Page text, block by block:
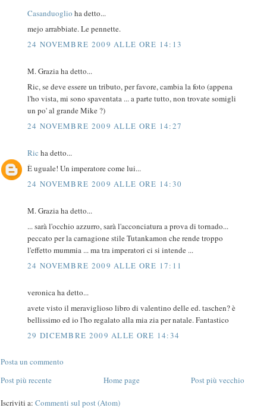
Casanduoglio ha detto...
mejo arrabbiate. Le pennette.
24 NOVEMBRE 2009 ALLE ORE 14:13
M. Grazia ha detto...
Ric, se deve essere un tributo, per favore, cambia la foto (appena
l'ho vista, mi sono spaventata ... a parte tutto, non trovate somigli
un po' al grande Mike ?)
24 NOVEMBRE 2009 ALLE ORE 14:27
Ric ha detto...
È uguale! Un imperatore come lui...
24 NOVEMBRE 2009 ALLE ORE 14:30
M. Grazia ha detto...
... sarà l'occhio azzurro, sarà l'acconciatura a prova di tornado...
peccato per la carnagione stile Tutankamon che rende troppo
l'effetto mummia ... ma tra imperatori ci si intende ...
24 NOVEMBRE 2009 ALLE ORE 17:11
veronica ha detto...
avete visto il meraviglioso libro di valentino delle ed. taschen? è
bellissimo ed io l'ho regalato alla mia zia per natale. Fantastico
29 DICEMBRE 2009 ALLE ORE 14:34
Posta un commento
Post più recente
Post più vecchio
Home page
Iscriviti a: Commenti sul post (Atom)